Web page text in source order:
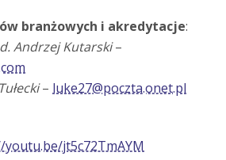
branżowych i akredytacje:
Andrzej Kutarski–
– luke27@poczta.onet.pl
jt5c72TmAYM